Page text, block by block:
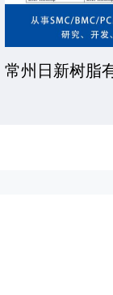
骏复合材料有